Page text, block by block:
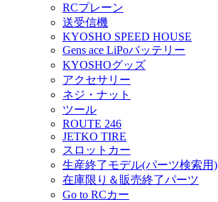
RCプレーン
送受信機
KYOSHO SPEED HOUSE
Gens ace LiPoバッテリー
KYOSHOグッズ
アクセサリー
ネジ・ナット
ツール
ROUTE 246
JETKO TIRE
スロットカー
生産終了モデル(パーツ検索用)
在庫限り＆販売終了パーツ
Go to RCカー